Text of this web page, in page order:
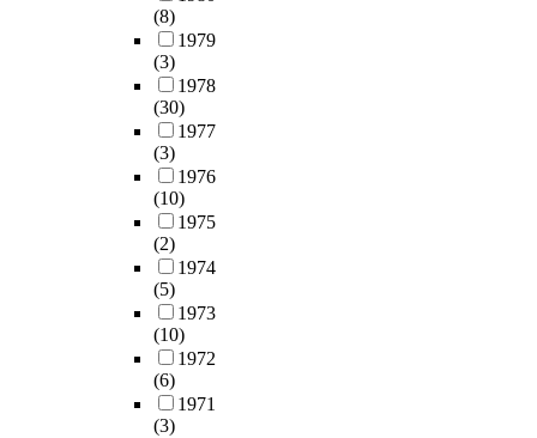
(8)
1979
(3)
1978
(30)
1977
(3)
1976
(10)
1975
(2)
1974
(5)
1973
(10)
1972
(6)
1971
(3)